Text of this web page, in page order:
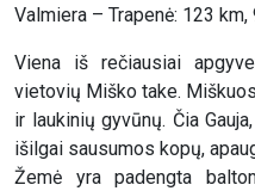
Valmiera – Trapenė: 123
Viena iš rečiausiai
vietovių Miško take.
ir laukinių gyvūnų. Čia
išilgai sausumos kopų,
Žemė yra padengta